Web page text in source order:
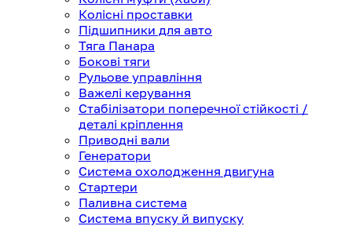
Колісні проставки
Підшипники для авто
Тяга Панара
Бокові тяги
Рульове управління
Важелі керування
Стабілізатори поперечної стійкості /
деталі кріплення
Приводні вали
Генератори
Система охолодження двигуна
Стартери
Паливна система
Система впуску й випуску